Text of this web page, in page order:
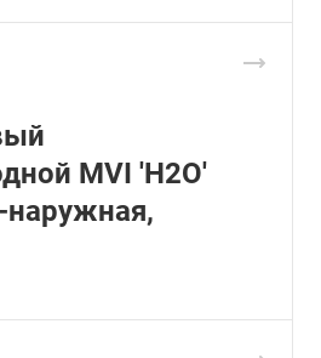
MVI 'H2O'
наружная,